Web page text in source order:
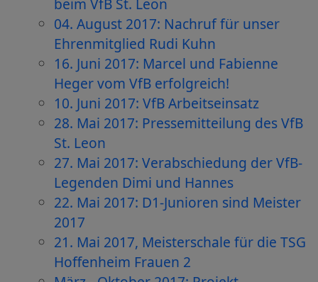
beim VfB St. Leon
04. August 2017: Nachruf für unser
Ehrenmitglied Rudi Kuhn
16. Juni 2017: Marcel und Fabienne
Heger vom VfB erfolgreich!
10. Juni 2017: VfB Arbeitseinsatz
28. Mai 2017: Pressemitteilung des VfB
St. Leon
27. Mai 2017: Verabschiedung der VfB-
Legenden Dimi und Hannes
22. Mai 2017: D1-Junioren sind Meister
2017
21. Mai 2017, Meisterschale für die TSG
Hoffenheim Frauen 2